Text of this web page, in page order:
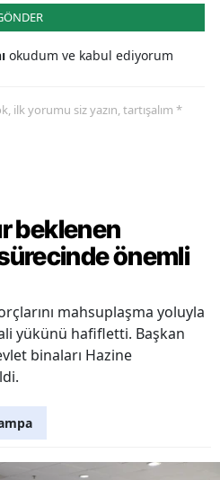
okudum ve kabul ediyorum
ilk yorumu siz yazın, tartışalım *
beklenen
önemli
mahsuplaşma yoluyla
yükünü hafifletti. Başkan
binaları Hazine